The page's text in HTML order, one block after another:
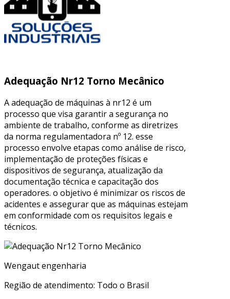
Adequação Nr12 Torno Mecânico
A adequação de máquinas à nr12 é um
processo que visa garantir a segurança no
ambiente de trabalho, conforme as diretrizes
da norma regulamentadora nº 12. esse
processo envolve etapas como análise de risco,
implementação de proteções físicas e
dispositivos de segurança, atualização da
documentação técnica e capacitação dos
operadores. o objetivo é minimizar os riscos de
acidentes e assegurar que as máquinas estejam
em conformidade com os requisitos legais e
técnicos.
Wengaut engenharia
Região de atendimento: Todo o Brasil